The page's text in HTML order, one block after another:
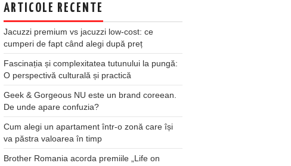
ARTICOLE RECENTE
Jacuzzi premium vs jacuzzi low-cost: ce
cumperi de fapt când alegi după preț
Fascinația și complexitatea tutunului la pungă:
O perspectivă culturală și practică
Geek & Gorgeous NU este un brand coreean.
De unde apare confuzia?
Cum alegi un apartament într-o zonă care își
va păstra valoarea în timp
Brother Romania acorda premiile „Life on